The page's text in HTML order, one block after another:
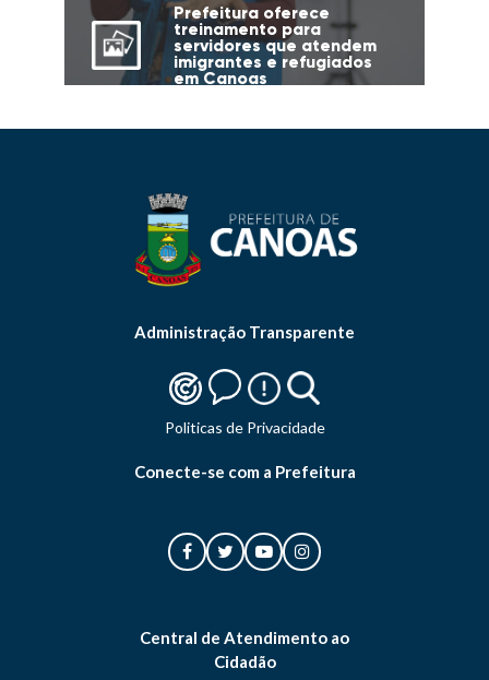
Prefeitura oferece
treinamento para
servidores que atendem
imigrantes e refugiados
em Canoas
Administração Transparente
Politicas de Privacidade
Conecte-se com a Prefeitura
Central de Atendimento ao
Cidadão